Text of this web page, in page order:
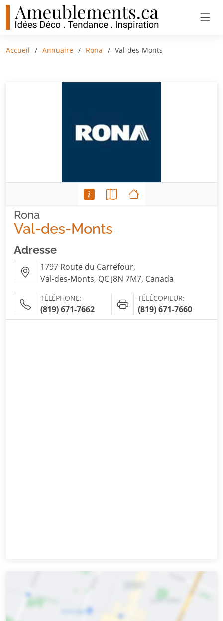
Accueil Annuaire Rona Val-des-Monts
Rona
Val-des-Monts
Adresse
1797 Route du Carrefour,
Val-des-Monts, QC J8N 7M7, Canada
TÉLÉPHONE:
(819) 671-7662
TÉLÉCOPIEUR:
(819) 671-7660